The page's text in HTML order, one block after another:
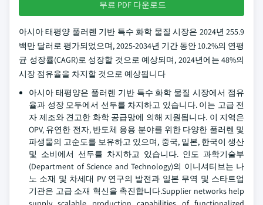
무료 PDF 다운로드
아시아 태평양 풀러렌 기반 특수 화학 물질 시장은 2024년 255.9
백만 달러로 평가되었으며, 2025-2034년 기간 동안 10.2%의 연평
균 성장률(CAGR)로 성장할 것으로 예상되며, 2024년에는 48%의
시장 점유율을 차지할 것으로 예상됩니다
아시아 태평양은 풀러렌 기반 특수 화학 물질 시장에서 점유
율과 성장 모두에서 선두를 차지하고 있습니다. 이는 고급 전
자 제조와 견고한 화학 공급망에 의해 지원됩니다. 이 지역은
OPV, 유연한 전자, 반도체 응용 분야를 위한 다양한 풀러렌 및
파생물의 고순도를 보유하고 있으며, 중국, 일본, 한국이 생산
및 소비에서 선두를 차지하고 있습니다. 인도 과학기술부
(Department of Science and Technology)의 이니셔티브는 나
노 소재 및 차세대 PV 연구의 발전과 일본 무역 및 스타트업
기관은 고급 소재 혁신을 촉진합니다.Supplier networks help